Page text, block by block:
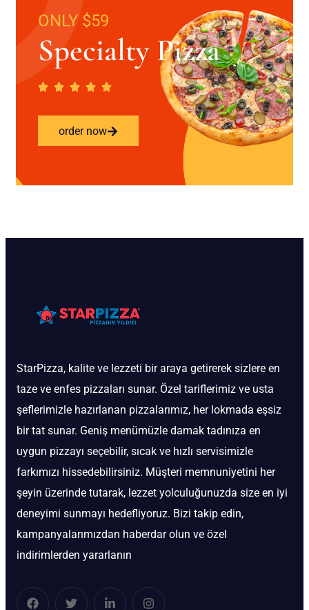
ONLY $59
Specialty Pizza
order now
StarPizza, kalite ve lezzeti bir araya getirerek sizlere en
taze ve enfes pizzaları sunar. Özel tariflerimiz ve usta
şeflerimizle hazırlanan pizzalarımız, her lokmada eşsiz
bir tat sunar. Geniş menümüzle damak tadınıza en
uygun pizzayı seçebilir, sıcak ve hızlı servisimizle
farkımızı hissedebilirsiniz. Müşteri memnuniyetini her
şeyin üzerinde tutarak, lezzet yolculuğunuzda size en iyi
deneyimi sunmayı hedefliyoruz. Bizi takip edin,
kampanyalarımızdan haberdar olun ve özel
indirimlerden yararlanın